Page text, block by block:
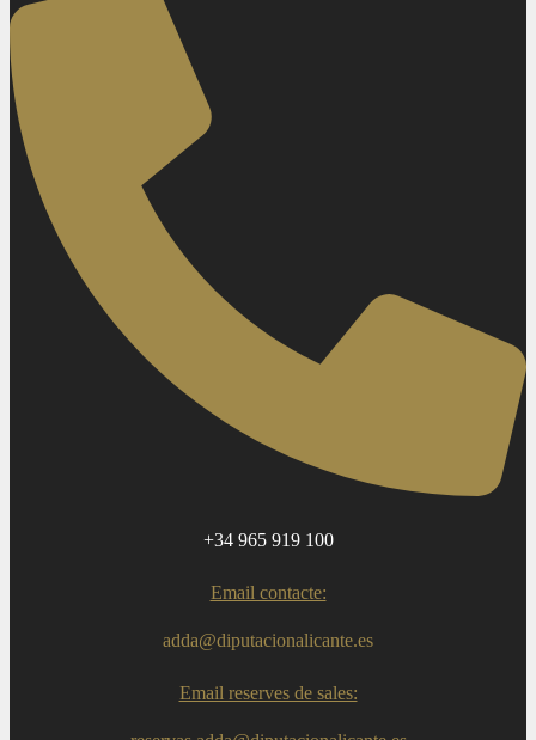
+34 965 919 100
Email contacte:
adda@diputacionalicante.es
Email reserves de sales: